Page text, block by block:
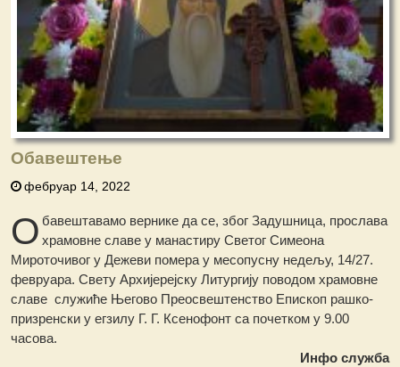
Обавештење
фебруар 14, 2022
О бавештавамо вернике да се, због Задушница, прослава
храмовне славе у манастиру Светог Симеона
Мироточивог у Дежеви помера у месопусну недељу, 14/27.
февруара. Свету Архијерејску Литургију поводом храмовне
славе служиће Његово Преосвештенство Епископ рашко-
призренски у егзилу Г. Г. Ксенофонт са почетком у 9.00
часова.
Инфо служба